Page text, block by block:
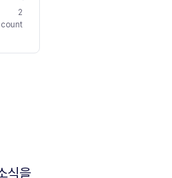
2
count
식을